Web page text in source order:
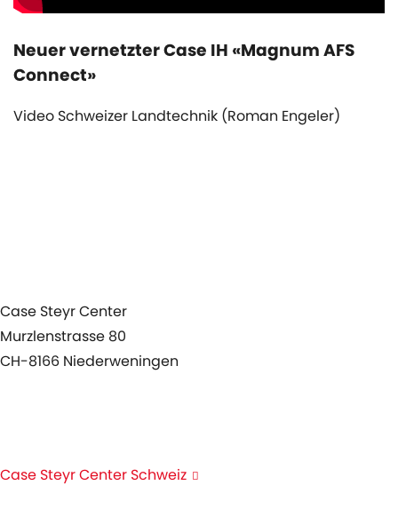
Neuer vernetzter Case IH «Magnum AFS
Connect»
Video Schweizer Landtechnik (Roman Engeler)
Case Steyr Center
Murzlenstrasse 80
CH-8166 Niederweningen
Case Steyr Center Schweiz